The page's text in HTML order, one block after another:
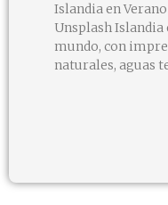
Islandia en
Unsplash Islandia
mundo, con
naturales, aguas